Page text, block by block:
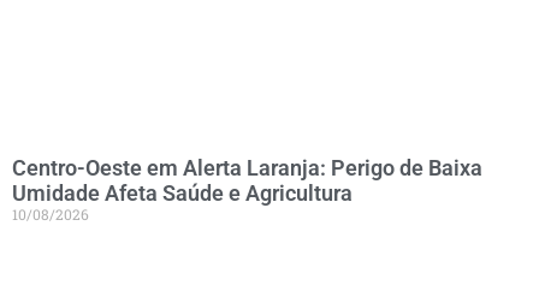
Centro-Oeste em Alerta Laranja: Perigo de Baixa
Umidade Afeta Saúde e Agricultura
10/08/2026